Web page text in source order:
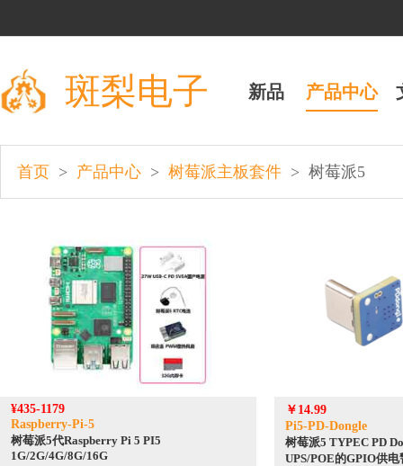
斑梨电子 新品 产品中心
首页 > 产品中心 > 树莓派主板套件 > 树莓派5
¥435-1179
Raspberry-Pi-5
树莓派5代Raspberry Pi 5 PI5
1G/2G/4G/8G/16G
￥14.99
Pi5-PD-Dongle
树莓派5 TYPEC PD
UPS/POE的GPIO供电